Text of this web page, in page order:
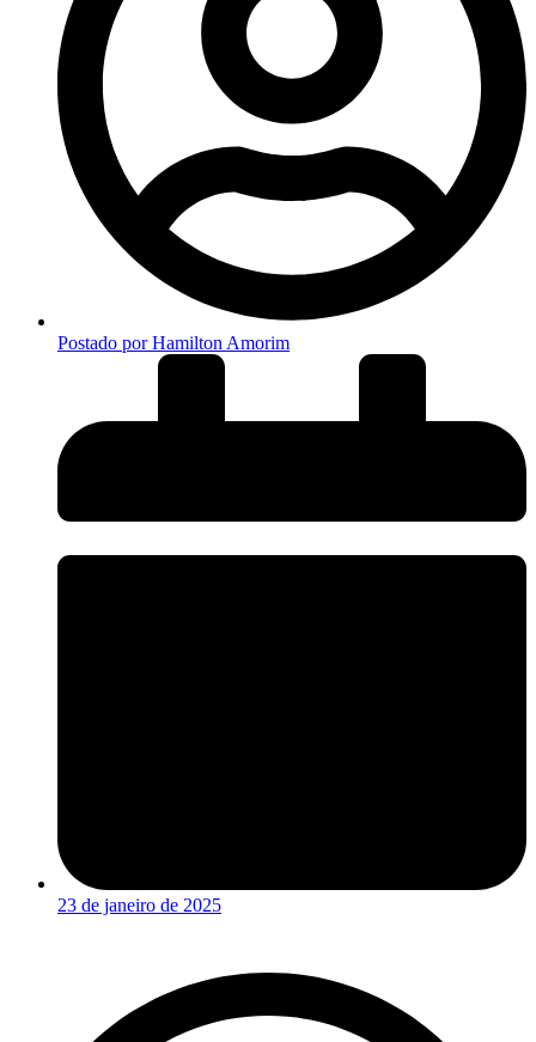
Postado porHamilton Amorim
23 de janeiro de 2025